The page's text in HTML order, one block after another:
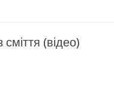
(відео)